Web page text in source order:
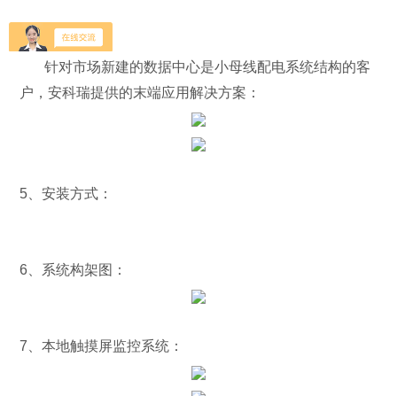
4、应用方案：
针对市场新建的数据中心是小母线配电系统结构的客
户，安科瑞提供的末端应用解决方案：
5、安装方式：
6、系统构架图：
7、本地触摸屏监控系统：